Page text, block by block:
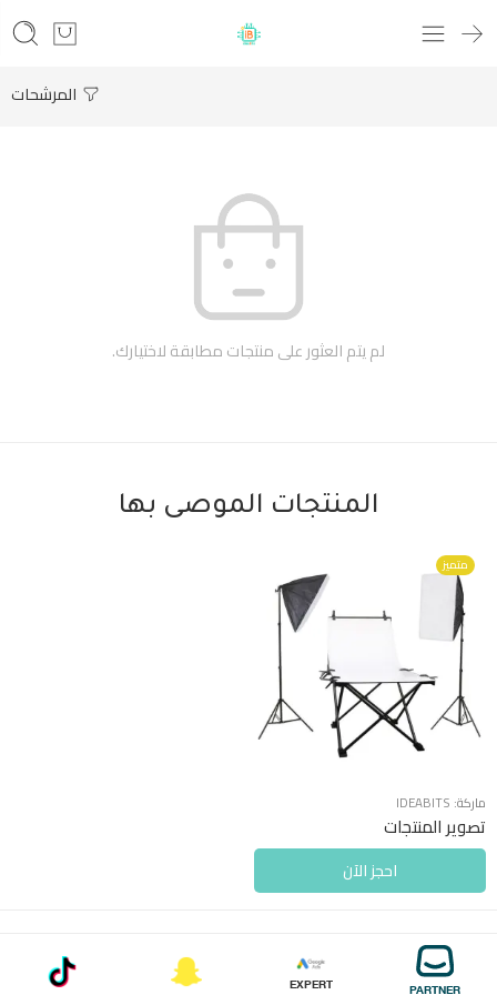
المرشحات
لم يتم العثور على منتجات مطابقة لاختيارك.
المنتجات الموصى بها
متميز
ماركة: IDEABITS
تصوير المنتجات
احجز الآن
PARTNER
EXPERT